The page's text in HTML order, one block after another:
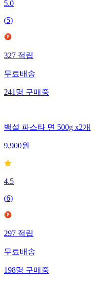
5.0
(5)
327적립
무료배송
241명구매중
백설 파스타 면 500g x2개
9,900원
4.5
(6)
297적립
무료배송
198명구매중